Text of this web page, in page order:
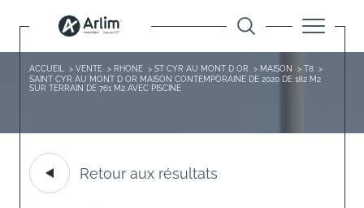
ACCUEIL VENTE RHONE ST CYR AU MONT D OR MAISON
T8
SAINT CYR AU MONT D OR MAISON CONTEMPORAINE DE 2020 DE 182 M2
SUR TERRAIN DE 761 M2 AVEC PISCINE
Retour aux résultats